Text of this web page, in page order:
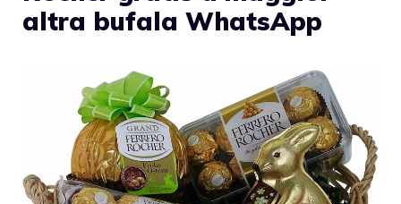
altra bufala WhatsApp